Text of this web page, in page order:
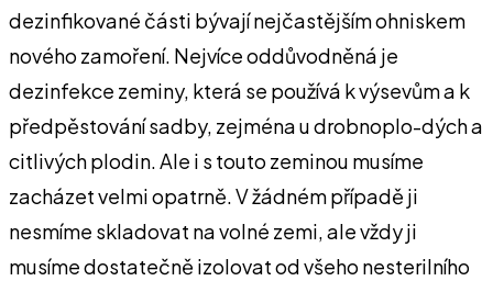
dezinfikované části bývají nejčastějším ohniskem
nového zamoření. Nejvíce oddůvodněná je
dezinfekce zeminy, která se používá k výsevům a k
předpěstování sadby, zejména u drobnoplo-dých a
citlivých plodin. Ale i s touto zeminou musíme
zacházet velmi opatrně. V žádném případě ji
nesmíme skladovat na volné zemi, ale vždy ji
musíme dostatečně izolovat od všeho nesterilního